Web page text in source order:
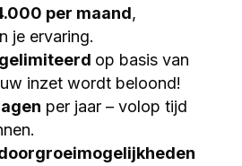
per maand,
je ervaring.
op basis van
inzet wordt beloond!
per jaar – volop tijd